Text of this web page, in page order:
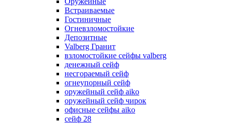
Встраиваемые
Гостиничные
Огневзломостойкие
Депозитные
Valberg Гранит
взломостойкие сейфы valberg
денежный сейф
несгораемый сейф
огнеупорный сейф
оружейный сейф aiko
оружейный сейф чирок
офисные сейфы aiko
сейф 28